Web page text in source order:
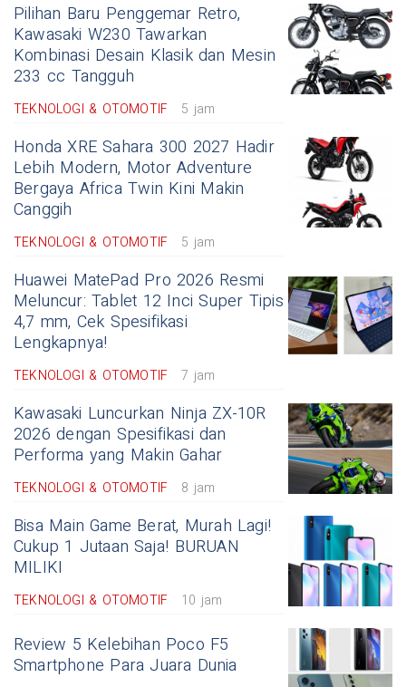
Pilihan Baru Penggemar Retro,
Kawasaki W230 Tawarkan
Kombinasi Desain Klasik dan Mesin
233 cc Tangguh
TEKNOLOGI & OTOMOTIF 5 jam
Honda XRE Sahara 300 2027 Hadir
Lebih Modern, Motor Adventure
Bergaya Africa Twin Kini Makin
Canggih
TEKNOLOGI & OTOMOTIF 5 jam
Huawei MatePad Pro 2026 Resmi
Meluncur: Tablet 12 Inci Super Tipis
4,7 mm, Cek Spesifikasi
Lengkapnya!
TEKNOLOGI & OTOMOTIF 7 jam
Kawasaki Luncurkan Ninja ZX-10R
2026 dengan Spesifikasi dan
Performa yang Makin Gahar
TEKNOLOGI & OTOMOTIF 8 jam
Bisa Main Game Berat, Murah Lagi!
Cukup 1 Jutaan Saja! BURUAN
MILIKI
TEKNOLOGI & OTOMOTIF 10 jam
Review 5 Kelebihan Poco F5
Smartphone Para Juara Dunia